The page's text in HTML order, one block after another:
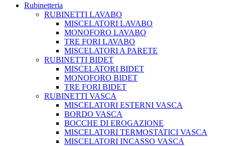
Rubinetteria
RUBINETTI LAVABO
MISCELATORI LAVABO
MONOFORO LAVABO
TRE FORI LAVABO
MISCELATORI A PARETE
RUBINETTI BIDET
MISCELATORI BIDET
MONOFORO BIDET
TRE FORI BIDET
RUBINETTI VASCA
MISCELATORI ESTERNI VASCA
BORDO VASCA
BOCCHE DI EROGAZIONE
MISCELATORI TERMOSTATICI VASCA
MISCELATORI INCASSO VASCA